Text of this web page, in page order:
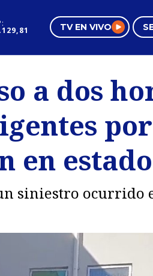
TV EN VIVO
Negocios
Pura Mujer
a dos
en
siniestro ocurrido